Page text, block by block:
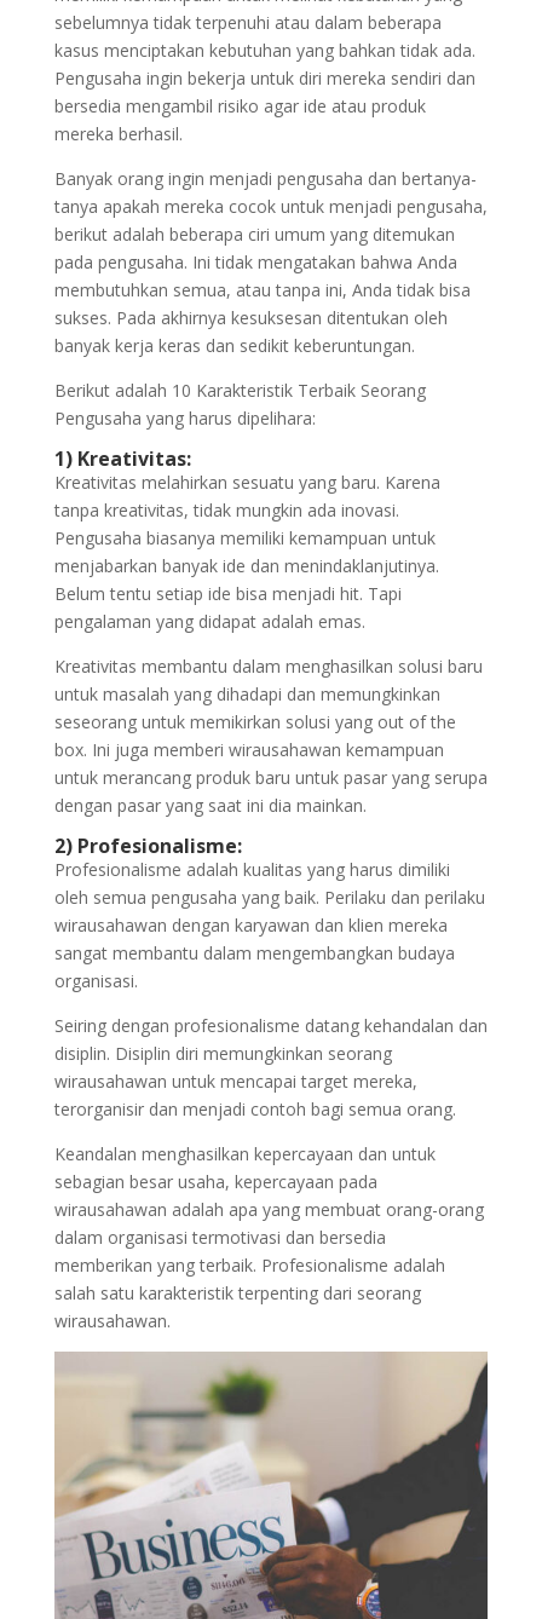
sebelumnya tidak terpenuhi atau dalam beberapa
kasus menciptakan kebutuhan yang bahkan tidak ada.
Pengusaha ingin bekerja untuk diri mereka sendiri dan
bersedia mengambil risiko agar ide atau produk
mereka berhasil.
Banyak orang ingin menjadi pengusaha dan bertanya-
tanya apakah mereka cocok untuk menjadi pengusaha,
berikut adalah beberapa ciri umum yang ditemukan
pada pengusaha. Ini tidak mengatakan bahwa Anda
membutuhkan semua, atau tanpa ini, Anda tidak bisa
sukses. Pada akhirnya kesuksesan ditentukan oleh
banyak kerja keras dan sedikit keberuntungan.
Berikut adalah 10 Karakteristik Terbaik Seorang
Pengusaha yang harus dipelihara:
1) Kreativitas:
Kreativitas melahirkan sesuatu yang baru. Karena
tanpa kreativitas, tidak mungkin ada inovasi.
Pengusaha biasanya memiliki kemampuan untuk
menjabarkan banyak ide dan menindaklanjutinya.
Belum tentu setiap ide bisa menjadi hit. Tapi
pengalaman yang didapat adalah emas.
Kreativitas membantu dalam menghasilkan solusi baru
untuk masalah yang dihadapi dan memungkinkan
seseorang untuk memikirkan solusi yang out of the
box. Ini juga memberi wirausahawan kemampuan
untuk merancang produk baru untuk pasar yang serupa
dengan pasar yang saat ini dia mainkan.
2) Profesionalisme:
Profesionalisme adalah kualitas yang harus dimiliki
oleh semua pengusaha yang baik. Perilaku dan perilaku
wirausahawan dengan karyawan dan klien mereka
sangat membantu dalam mengembangkan budaya
organisasi.
Seiring dengan profesionalisme datang kehandalan dan
disiplin. Disiplin diri memungkinkan seorang
wirausahawan untuk mencapai target mereka,
terorganisir dan menjadi contoh bagi semua orang.
Keandalan menghasilkan kepercayaan dan untuk
sebagian besar usaha, kepercayaan pada
wirausahawan adalah apa yang membuat orang-orang
dalam organisasi termotivasi dan bersedia
memberikan yang terbaik. Profesionalisme adalah
salah satu karakteristik terpenting dari seorang
wirausahawan.